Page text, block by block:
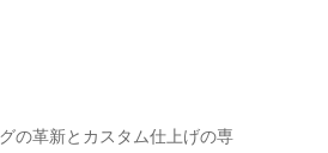
の革新とカスタム仕上げの専